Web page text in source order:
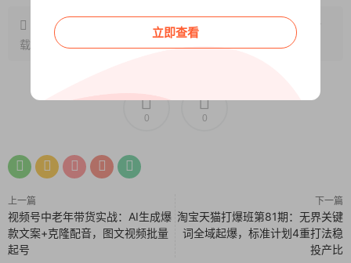
原文链接： http://www.wangxunke.cn/ds/15285.html
，转
载请注明出处~~~
0 0
上一篇
视频号中老年带货实战：AI生成爆
款文案+克隆配音，图文视频批量
起号
下一篇
淘宝天猫打爆班第81期：无界关键
词全域起爆，标准计划4重打法稳
投产比
立即查看